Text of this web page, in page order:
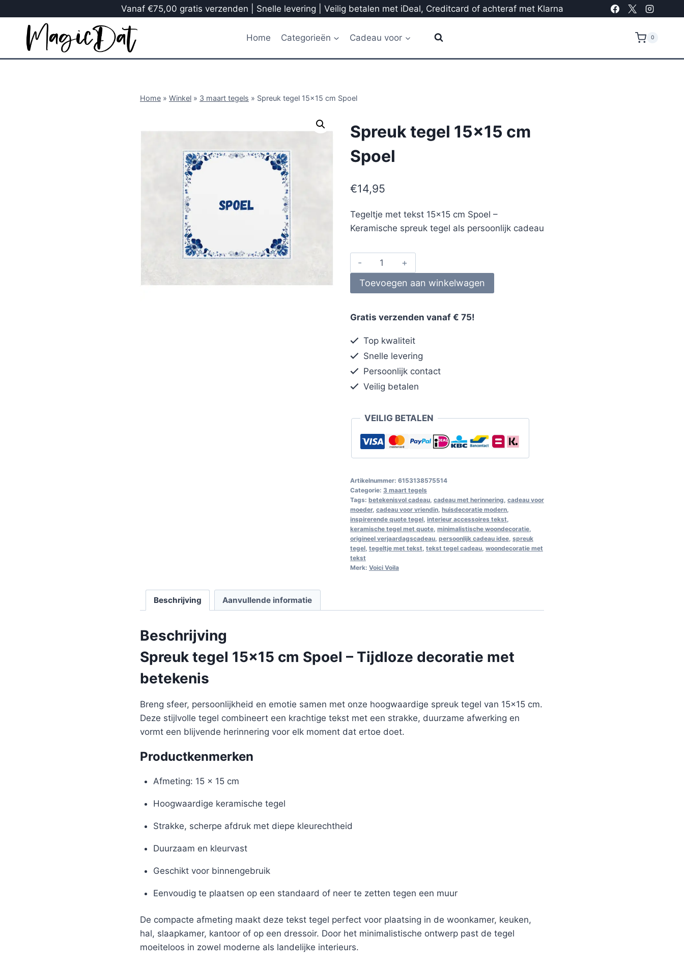
Vanaf €75,00 gratis verzenden | Snelle levering | Veilig betalen met iDeal, Creditcard of achteraf met Klarna
Home Categorieën Cadeau voor 0
Home » Winkel » 3 maart tegels » Spreuk tegel 15×15 cm Spoel
Spreuk tegel 15×15 cm
Spoel
€14,95
Tegeltje met tekst 15×15 cm Spoel –
Keramische spreuk tegel als persoonlijk cadeau
Toevoegen aan winkelwagen
Gratis verzenden vanaf € 75!
Top kwaliteit
Snelle levering
Persoonlijk contact
Veilig betalen
VEILIG BETALEN
Artikelnummer: 6153138575514
Categorie: 3 maart tegels
Tags: betekenisvol cadeau, cadeau met herinnering cadeau voor
moeder, cadeau voor vriendin, huisdecoratie modern,
inspirerende quote tegel, interieur accessoires tekst
keramische tegel met quote, minimalistische woondecoratie,
origineel verjaardagscadeau, persoonlijk cadeau idee, spreuk
tegel, tegeltje met tekst tekst tegel cadeau, woondecoratie met
tekst
Merk: Voici Voila
Beschrijving Aanvullende informatie
Beschrijving
Spreuk tegel 15×15 cm Spoel – Tijdloze decoratie met
betekenis
Breng sfeer, persoonlijkheid en emotie samen met onze hoogwaardige spreuk tegel van 15×15 cm.
Deze stijlvolle tegel combineert een krachtige tekst met een strakke, duurzame afwerking en
vormt een blijvende herinnering voor elk moment dat ertoe doet.
Productkenmerken
Afmeting: 15 x 15 cm
Hoogwaardige keramische tegel
Strakke, scherpe afdruk met diepe kleurechtheid
Duurzaam en kleurvast
Geschikt voor binnengebruik
Eenvoudig te plaatsen op een standaard of neer te zetten tegen een muur
De compacte afmeting maakt deze tekst tegel perfect voor plaatsing in de woonkamer, keuken,
hal, slaapkamer, kantoor of op een dressoir. Door het minimalistische ontwerp past de tegel
moeiteloos in zowel moderne als landelijke interieurs.